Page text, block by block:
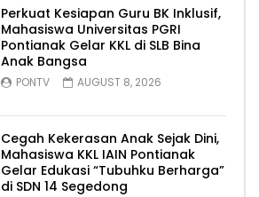
Perkuat Kesiapan Guru BK Inklusif,
Mahasiswa Universitas PGRI
Pontianak Gelar KKL di SLB Bina
Anak Bangsa
PONTV AUGUST 8, 2026
Cegah Kekerasan Anak Sejak Dini,
Mahasiswa KKL IAIN Pontianak
Gelar Edukasi “Tubuhku Berharga”
di SDN 14 Segedong